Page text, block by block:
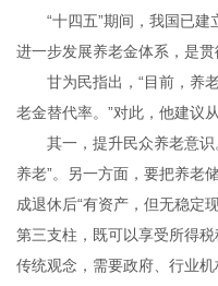
“十四五”期间，我国已建
进一步发展养老金体系，是贯
甘为民指出，“目前，养老
老金替代率。”对此，他建议
其一，提升民众养老意识。
养老”。另一方面，要把养老
成退休后“有资产，但无稳定
第三支柱，既可以享受所得
传统观念，需要政府、行业